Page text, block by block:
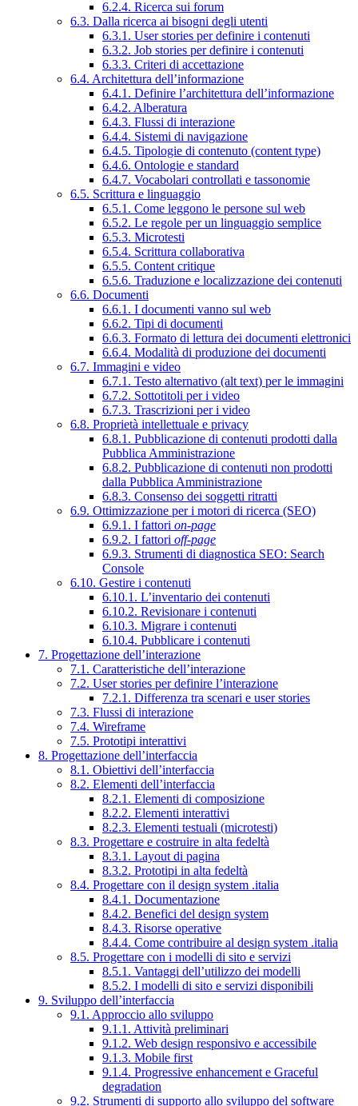
6.2.4. Ricerca sui forum
6.3. Dalla ricerca ai bisogni degli utenti
6.3.1. User stories per definire i contenuti
6.3.2. Job stories per definire i contenuti
6.3.3. Criteri di accettazione
6.4. Architettura dell’informazione
6.4.1. Definire l’architettura dell’informazione
6.4.2. Alberatura
6.4.3. Flussi di interazione
6.4.4. Sistemi di navigazione
6.4.5. Tipologie di contenuto (content type)
6.4.6. Ontologie e standard
6.4.7. Vocabolari controllati e tassonomie
6.5. Scrittura e linguaggio
6.5.1. Come leggono le persone sul web
6.5.2. Le regole per un linguaggio semplice
6.5.3. Microtesti
6.5.4. Scrittura collaborativa
6.5.5. Content critique
6.5.6. Traduzione e localizzazione dei contenuti
6.6. Documenti
6.6.1. I documenti vanno sul web
6.6.2. Tipi di documenti
6.6.3. Formato di lettura dei documenti elettronici
6.6.4. Modalità di produzione dei documenti
6.7. Immagini e video
6.7.1. Testo alternativo (alt text) per le immagini
6.7.2. Sottotitoli per i video
6.7.3. Trascrizioni per i video
6.8. Proprietà intellettuale e privacy
6.8.1. Pubblicazione di contenuti prodotti dalla
Pubblica Amministrazione
6.8.2. Pubblicazione di contenuti non prodotti
dalla Pubblica Amministrazione
6.8.3. Consenso dei soggetti ritratti
6.9. Ottimizzazione per i motori di ricerca (SEO)
6.9.1. I fattori on-page
6.9.2. I fattori off-page
6.9.3. Strumenti di diagnostica SEO: Search
Console
6.10. Gestire i contenuti
6.10.1. L’inventario dei contenuti
6.10.2. Revisionare i contenuti
6.10.3. Migrare i contenuti
6.10.4. Pubblicare i contenuti
7. Progettazione dell’interazione
7.1. Caratteristiche dell’interazione
7.2. User stories per definire l’interazione
7.2.1. Differenza tra scenari e user stories
7.3. Flussi di interazione
7.4. Wireframe
7.5. Prototipi interattivi
8. Progettazione dell’interfaccia
8.1. Obiettivi dell’interfaccia
8.2. Elementi dell’interfaccia
8.2.1. Elementi di composizione
8.2.2. Elementi interattivi
8.2.3. Elementi testuali (microtesti)
8.3. Progettare e costruire in alta fedeltà
8.3.1. Layout di pagina
8.3.2. Prototipi in alta fedeltà
8.4. Progettare con il design system .italia
8.4.1. Documentazione
8.4.2. Benefici del design system
8.4.3. Risorse operative
8.4.4. Come contribuire al design system .italia
8.5. Progettare con i modelli di sito e servizi
8.5.1. Vantaggi dell’utilizzo dei modelli
8.5.2. I modelli di sito e servizi disponibili
9. Sviluppo dell’interfaccia
9.1. Approccio allo sviluppo
9.1.1. Attività preliminari
9.1.2. Web design responsivo e accessibile
9.1.3. Mobile first
9.1.4. Progressive enhancement e Graceful
degradation
9.2. Strumenti di supporto allo sviluppo del software